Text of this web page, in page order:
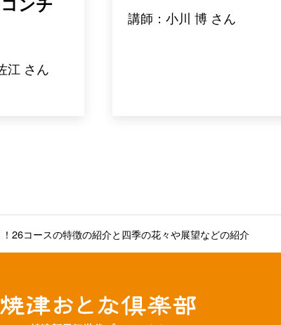
江 さん
講師：小川 博 さん
26コースの特徴の紹介と四季の花々や展望などの紹介